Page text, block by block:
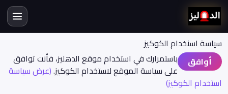
سياسة اسنخدام الكوكيز
أوافق
باستمرارك في استخدام موقع الدهليز، فأنت توافق
على سياسة الموقع لاستخدام الكوكيز.(عرض سياسة
استخدام الكوكيز)